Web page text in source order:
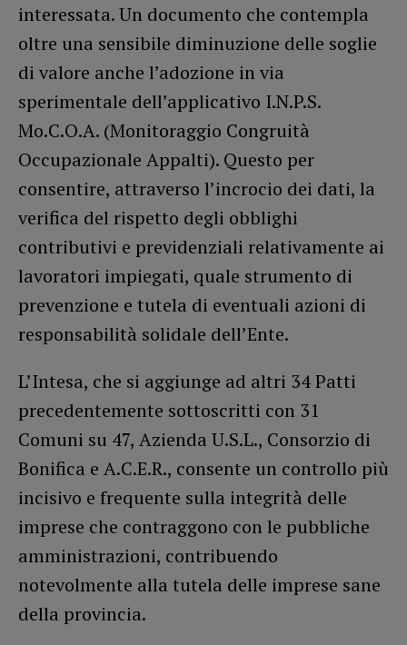
interessata. Un documento che contempla
oltre una sensibile diminuzione delle soglie
di valore anche l’adozione in via
sperimentale dell’applicativo I.N.P.S.
Mo.C.O.A. (Monitoraggio Congruità
Occupazionale Appalti). Questo per
consentire, attraverso l’incrocio dei dati, la
verifica del rispetto degli obblighi
contributivi e previdenziali relativamente ai
lavoratori impiegati, quale strumento di
prevenzione e tutela di eventuali azioni di
responsabilità solidale dell’Ente.
L’Intesa, che si aggiunge ad altri 34 Patti
precedentemente sottoscritti con 31
Comuni su 47, Azienda U.S.L., Consorzio di
Bonifica e A.C.E.R., consente un controllo più
incisivo e frequente sulla integrità delle
imprese che contraggono con le pubbliche
amministrazioni, contribuendo
notevolmente alla tutela delle imprese sane
della provincia.